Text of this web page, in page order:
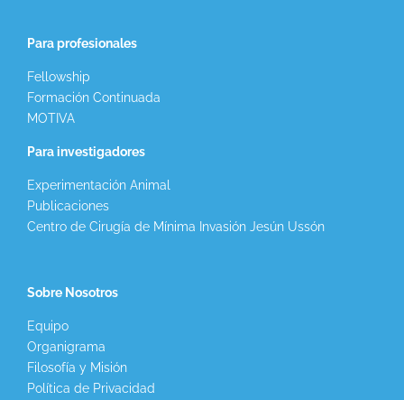
Para profesionales
Fellowship
Formación Continuada
MOTIVA
Para investigadores
Experimentación Animal
Publicaciones
Centro de Cirugía de Mínima Invasión Jesún Ussón
Sobre Nosotros
Equipo
Organigrama
Filosofía y Misión
Política de Privacidad